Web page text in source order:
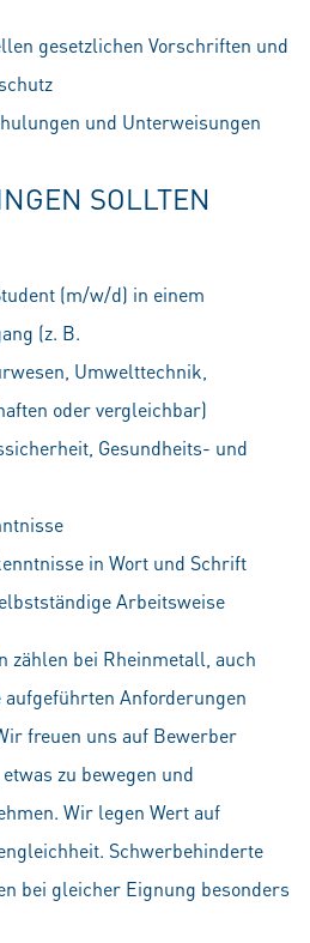
gesetzlichen Vorschriften und
und Unterweisungen
SOLLTEN
(m/w/d) in einem
(z. B.
Umwelttechnik,
oder vergleichbar)
Gesundheits- und
in Wort und Schrift
Arbeitsweise
zählen bei Rheinmetall, auch
Anforderungen
freuen uns auf Bewerber
zu bewegen und
Wir legen Wert auf
Schwerbehinderte
bei gleicher Eignung besonders